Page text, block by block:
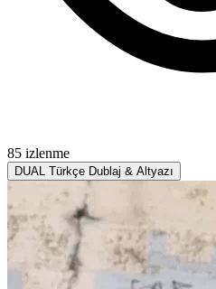
85 izlenme
DUAL Türkçe Dublaj & Altyazı